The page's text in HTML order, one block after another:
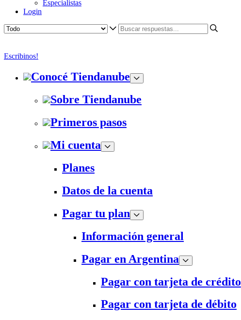
Especialistas
Login
Escribinos!
Conocé Tiendanube
Sobre Tiendanube
Primeros pasos
Mi cuenta
Planes
Datos de la cuenta
Pagar tu plan
Información general
Pagar en Argentina
Pagar con tarjeta de crédito
Pagar con tarjeta de débito